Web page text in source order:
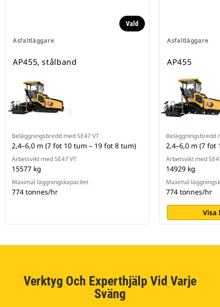
Asfaltläggare
Vald
AP455, stålband
Beläggningsbredd med SE47 VT
2,4–6,0 m (7 fot 10 tum – 19 fot 8 tum)
Arbetsvikt med SE47 VT
15577 kg
Maximal läggningskapacitet
774 tonnes/hr
Asfaltläggare
AP455
Beläggningsbredd
2,4–6,0 m (7 fot
Arbetsvikt med
14929 kg
Maximal
774 tonnes/hr
Visa
Verktyg Och Experthjälp Vid Varje
Sväng